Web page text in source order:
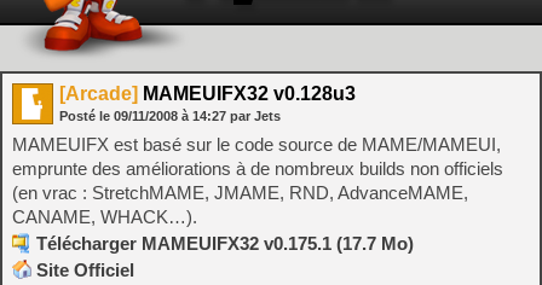
[Arcade] MAMEUIFX32 v0.128u3
Posté le 09/11/2008 à 14:27 par Jets
MAMEUIFX est basé sur le code source de MAME/MAMEUI,
emprunte des améliorations à de nombreux builds non officiels
(en vrac : StretchMAME, JMAME, RND, AdvanceMAME,
CANAME, WHACK…).
Télécharger MAMEUIFX32 v0.175.1 (17.7 Mo)
Site Officiel